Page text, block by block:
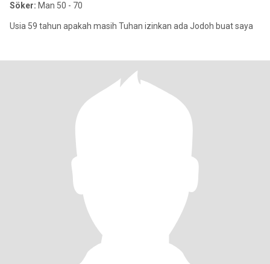
Söker: Man 50 - 70
Usia 59 tahun apakah masih Tuhan izinkan ada Jodoh buat saya